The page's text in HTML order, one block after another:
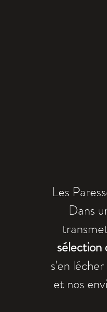
Les
Dans
sélection
s'en
et nos